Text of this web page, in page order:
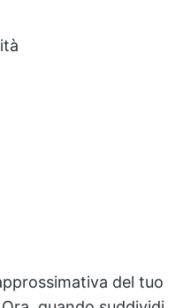
del tuo